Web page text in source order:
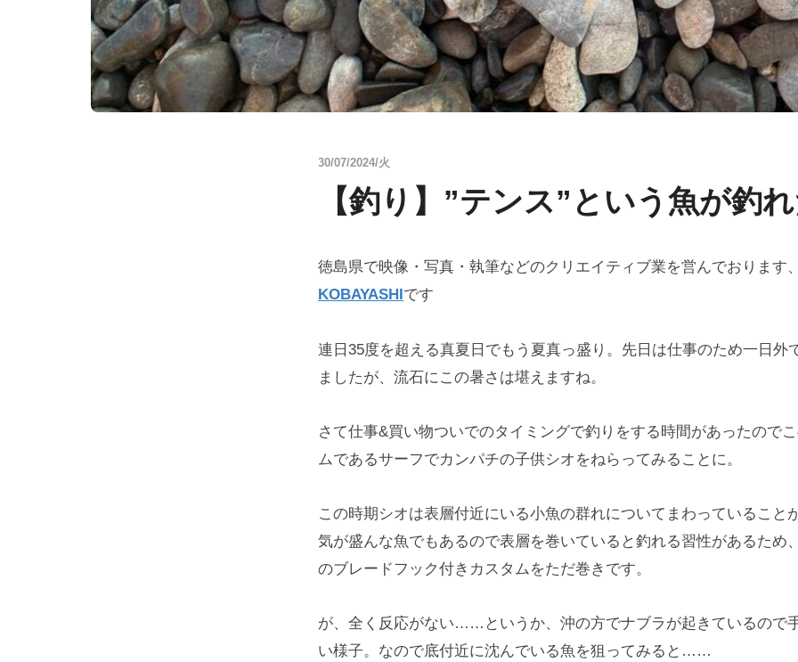
30/07/2024/火
【釣り】”テンス”という魚が釣
徳島県で映像・写真・執筆などのクリエイティブ業を営んでおります
KOBAYASHI です
連日35度を超える真夏日でもう夏真っ盛り。先日は仕事のため一日外
ましたが、流石にこの暑さは堪えますね。
さて仕事&買い物ついでのタイミングで釣りをする時間があったので
ムであるサーフでカンパチの子供シオをねらってみることに。
この時期シオは表層付近にいる小魚の群れについてまわっていること
気が盛んな魚でもあるので表層を巻いていると釣れる習性があるため
のブレードフック付きカスタムをただ巻きです。
が、全く反応がない……というか、沖の方でナブラが起きているので
い様子。なので底付近に沈んでいる魚を狙ってみると……